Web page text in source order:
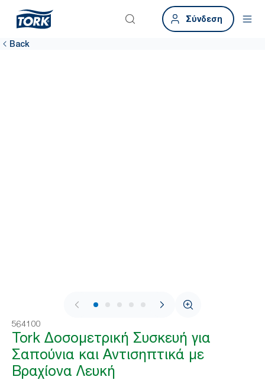
Σύνδεση
Back
1 / 7
564100
Tork Δοσομετρική Συσκευή για
Σαπούνια και Αντισηπτικά με
Βραχίονα Λευκή